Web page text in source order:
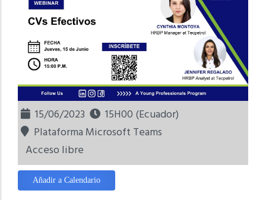
15/06/2023
15H00 (Ecuador)
Plataforma Microsoft Teams
Acceso libre
Añadir a Calendario